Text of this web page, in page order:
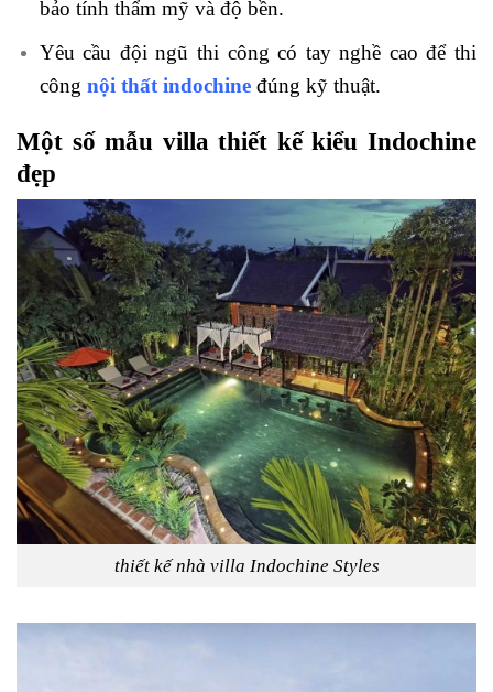
bảo tính thẩm mỹ và độ bền.
Yêu cầu đội ngũ thi công có tay nghề cao để thi
công nội thất indochineđúng kỹ thuật.
Một số mẫu villa thiết kế kiểu Indochine
đẹp
thiết kế nhà villa Indochine Styles